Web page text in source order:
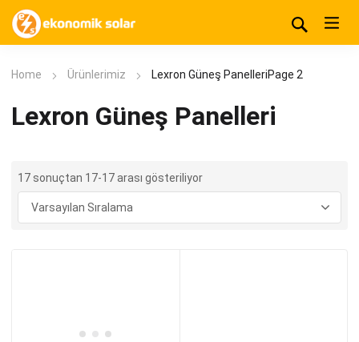
Home Ürünlerimiz Lexron Güneş PanelleriPage 2
Lexron Güneş Panelleri
17 sonuçtan 17-17 arası gösteriliyor